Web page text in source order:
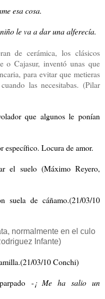
esa cosa.
le va a dar una alferecía.
de cerámica, los clásicos
o Cajasur, inventó unas que
para evitar que metieras
las necesitabas. (Pilar
que algunos le ponían
específico. Locura de amor.
el suelo (Máximo Reyero,
suela de cáñamo.(21/03/10
normalmente en el culo
Infante)
03/10 Conchi)
-¡ Me ha salio un